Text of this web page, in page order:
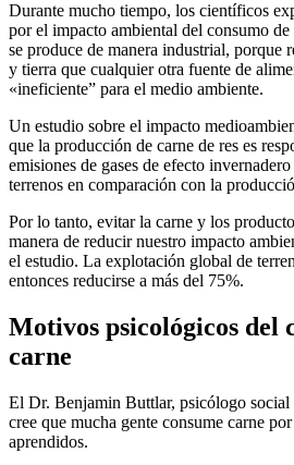
Durante mucho tiempo, los científicos
por el impacto ambiental del consumo
se produce de manera industrial, porque
y tierra que cualquier otra fuente de
«ineficiente” para el medio ambiente.
Un estudio sobre el impacto
que la producción de carne de res es
emisiones de gases de efecto
terrenos en comparación con la
Por lo tanto, evitar la carne y los
manera de reducir nuestro impacto
el estudio. La explotación global de
entonces reducirse a más del 75%.
Motivos psicológicos del
carne
El Dr. Benjamin Buttlar, psicólogo social
cree que mucha gente consume carne
aprendidos.